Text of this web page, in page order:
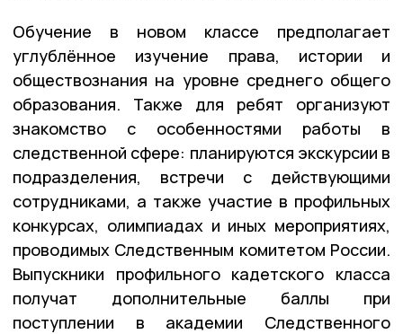
Обучение в новом классе предполагает
углублённое изучение права, истории и
обществознания на уровне среднего общего
образования. Также для ребят организуют
знакомство с особенностями работы в
следственной сфере: планируются экскурсии в
подразделения, встречи с действующими
сотрудниками, а также участие в профильных
конкурсах, олимпиадах и иных мероприятиях,
проводимых Следственным комитетом России.
Выпускники профильного кадетского класса
получат дополнительные баллы при
поступлении в академии Следственного